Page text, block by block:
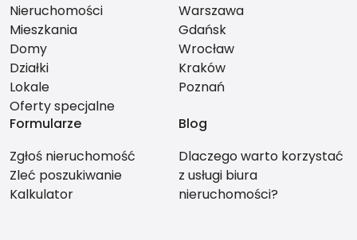
Nieruchomości
Mieszkania
Domy
Działki
Lokale
Oferty specjalne
Warszawa
Gdańsk
Wrocław
Kraków
Poznań
Formularze
Zgłoś nieruchomość
Zleć poszukiwanie
Kalkulator
Blog
Dlaczego warto korzystać
z usługi biura
nieruchomości?